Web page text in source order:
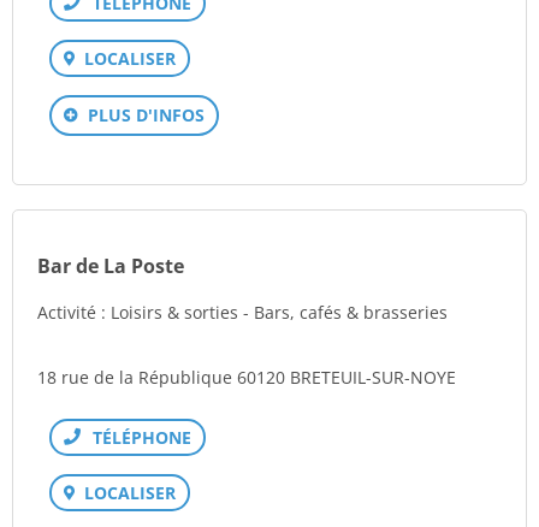
Téléphone
LOCALISER
PLUS D'INFOS
Bar de La Poste
Activité : Loisirs & sorties - Bars, cafés & brasseries
18 rue de la République 60120 BRETEUIL-SUR-NOYE
Téléphone
LOCALISER